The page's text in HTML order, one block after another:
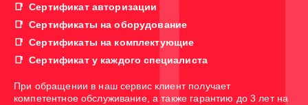
Сертификат авторизации
Сертификаты на оборудование
Сертификаты на комплектующие
Сертификат у каждого специалиста
При обращении в наш сервис клиент получает
компетентное обслуживание, а также гарантию до 3 лет на